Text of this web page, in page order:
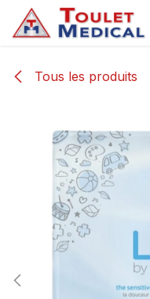
Se rendre au contenu
Tous les produits